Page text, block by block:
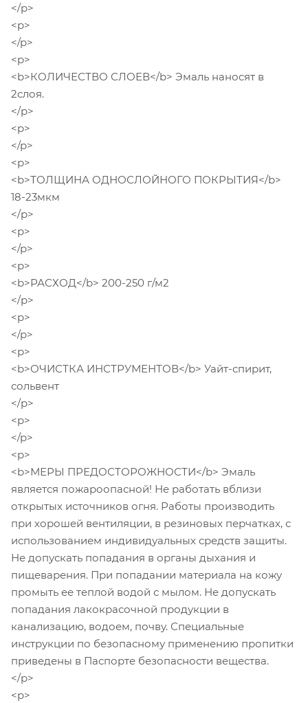
</p>
<p>
</p>
<p>
<b>КОЛИЧЕСТВО СЛОЕВ</b> Эмаль наносят в
2слоя.
</p>
<p>
</p>
<p>
<b>ТОЛЩИНА ОДНОСЛОЙНОГО ПОКРЫТИЯ</b>
18-23мкм
</p>
<p>
</p>
<p>
<b>РАСХОД</b> 200-250 г/м2
</p>
<p>
</p>
<p>
<b>ОЧИСТКА ИНСТРУМЕНТОВ</b> Уайт-спирит,
сольвент
</p>
<p>
</p>
<p>
<b>МЕРЫ ПРЕДОСТОРОЖНОСТИ</b> Эмаль
является пожароопасной! Не работать вблизи
открытых источников огня. Работы производить
при хорошей вентиляции, в резиновых перчатках, с
использованием индивидуальных средств защиты.
Не допускать попадания в органы дыхания и
пищеварения. При попадании материала на кожу
промыть ее теплой водой с мылом. Не допускать
попадания лакокрасочной продукции в
канализацию, водоем, почву. Специальные
инструкции по безопасному применению пропитки
приведены в Паспорте безопасности вещества.
</p>
<p>